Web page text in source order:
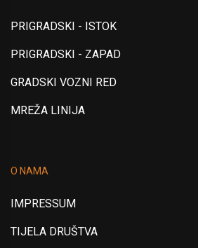
PRIGRADSKI - ISTOK
PRIGRADSKI - ZAPAD
GRADSKI VOZNI RED
MREŽA LINIJA
O NAMA
IMPRESSUM
TIJELA DRUŠTVA